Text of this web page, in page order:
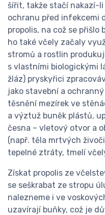
šířit, takže stačí nakazí-
ochranu před infekcemi
propolis, na což se
ho také včely začaly
stromů a rostlin
s vlastními biologickými
žláz) pryskyřici
jako stavební a
těsnění mezírek ve
a výztuž buněk plástů,
česna – vletový otvor a
(např. těla mrtvých
tepelné ztráty, tmelí
Získat propolis ze
se seškrabat ze stropu
nalezneme i ve
uzavírají buňky, což je